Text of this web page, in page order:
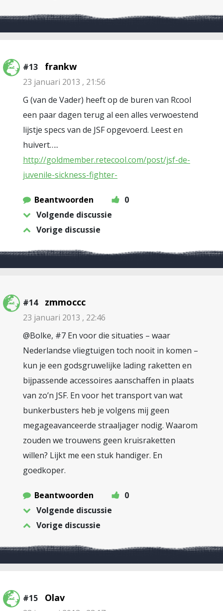
#13 frankw
23 januari 2013 , 21:56
G (van de Vader) heeft op de buren van Rcool
een paar dagen terug al een alles verwoestend
lijstje specs van de JSF opgevoerd. Leest en
huivert…..
http://goldmember.retecool.com/post/jsf-de-
juvenile-sickness-fighter-
Beantwoorden
0
Volgende discussie
Vorige discussie
#14 zmmoccc
23 januari 2013 , 22:46
@Bolke, #7 En voor die situaties – waar
Nederlandse vliegtuigen toch nooit in komen –
kun je een godsgruwelijke lading raketten en
bijpassende accessoires aanschaffen in plaats
van zo’n JSF. En voor het transport van wat
bunkerbusters heb je volgens mij geen
megageavanceerde straaljager nodig. Waarom
zouden we trouwens geen kruisraketten
willen? Lijkt me een stuk handiger. En
goedkoper.
Beantwoorden
0
Volgende discussie
Vorige discussie
#15 Olav